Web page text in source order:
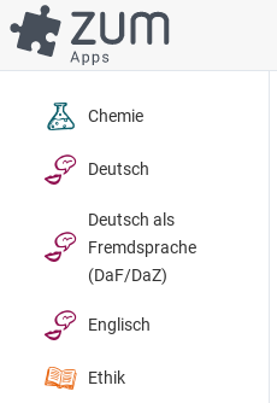
Direkt
zum
Inhalt
Chemie
Deutsch
Deutsch als
Fremdsprache
(DaF/DaZ)
Englisch
Ethik